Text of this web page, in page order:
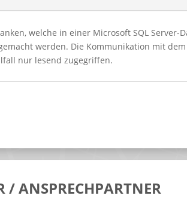
welche in einer Microsoft SQL Server-
werden. Die Kommunikation mit
nur lesend zugegriffen.
/ ANSPRECHPARTNER